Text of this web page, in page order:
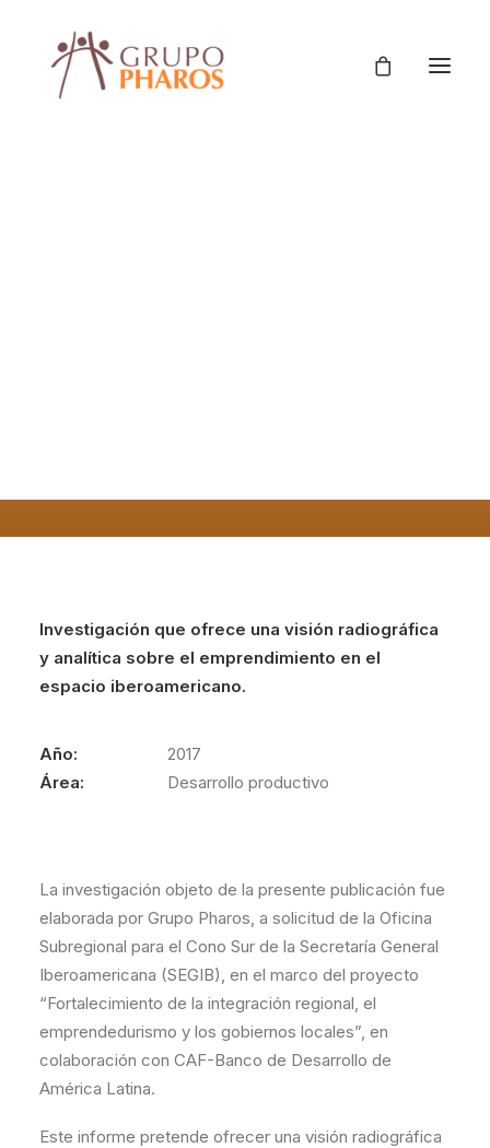
Investigación que ofrece una visión radiográfica
y analítica sobre el emprendimiento en el
espacio iberoamericano.
Año:
2017
Área:
Desarrollo productivo
La investigación objeto de la presente publicación fue
elaborada por Grupo Pharos, a solicitud de la Oficina
Subregional para el Cono Sur de la Secretaría General
Iberoamericana (SEGIB), en el marco del proyecto
“Fortalecimiento de la integración regional, el
emprendedurismo y los gobiernos locales”, en
colaboración con CAF-Banco de Desarrollo de
América Latina.
Este informe pretende ofrecer una visión radiográfica